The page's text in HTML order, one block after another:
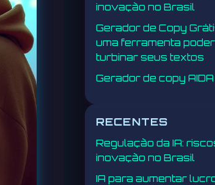
inovação no Brasil
Gerador de Copy
uma ferramenta
turbinar seus textos
Gerador de copy AIDA
RECENTES
Regulação da IA:
inovação no Brasil
IA para aumentar